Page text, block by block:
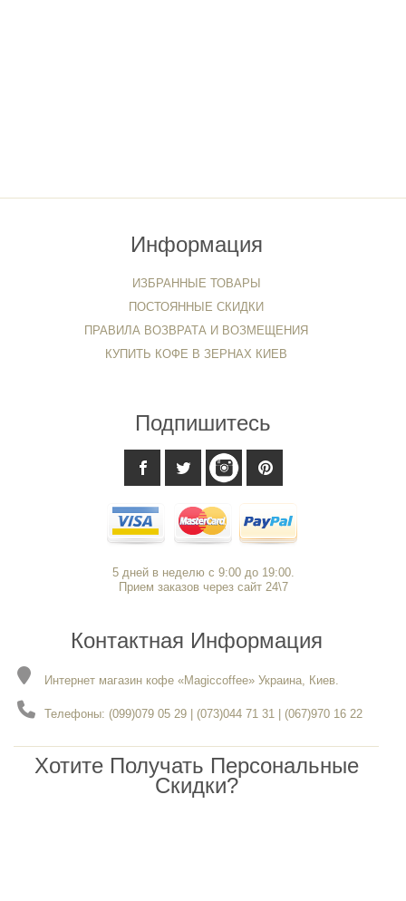
Информация
ИЗБРАННЫЕ ТОВАРЫ
ПОСТОЯННЫЕ СКИДКИ
ПРАВИЛА ВОЗВРАТА И ВОЗМЕЩЕНИЯ
КУПИТЬ КОФЕ В ЗЕРНАХ КИЕВ
Подпишитесь
5 дней в неделю с 9:00 до 19:00.
Прием заказов через сайт 24\7
Контактная Информация
Интернет магазин кофе «Magiccoffee» Украина, Киев.
Телефоны: (099)079 05 29 | (073)044 71 31 | (067)970 16 22
Хотите Получать Персональные
Скидки?